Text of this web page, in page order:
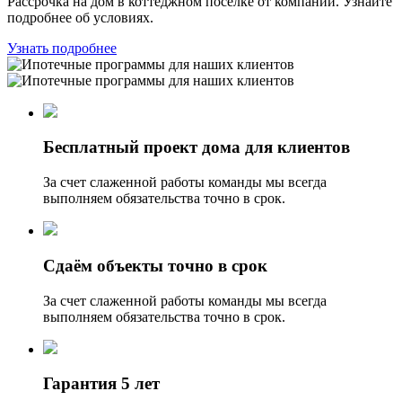
подробнее об условиях.
Узнать подробнее
Бесплатный проект дома для клиентов
За счет слаженной работы команды мы всегда
выполняем обязательства точно в срок.
Сдаём объекты точно в срок
За счет слаженной работы команды мы всегда
выполняем обязательства точно в срок.
Гарантия 5 лет